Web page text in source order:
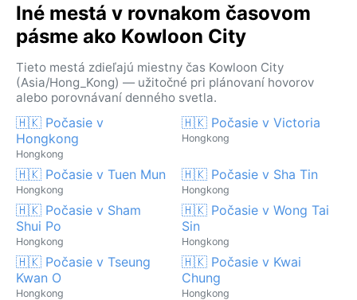
Iné mestá v rovnakom časovom
pásme ako Kowloon City
Tieto mestá zdieľajú miestny čas Kowloon City
(Asia/Hong_Kong) — užitočné pri plánovaní hovorov
alebo porovnávaní denného svetla.
🇭🇰 Počasie v
Hongkong
Hongkong
🇭🇰 Počasie v Victoria
Hongkong
🇭🇰 Počasie v Tuen Mun
Hongkong
🇭🇰 Počasie v Sha Tin
Hongkong
🇭🇰 Počasie v Sham
Shui Po
Hongkong
🇭🇰 Počasie v Wong Tai
Sin
Hongkong
🇭🇰 Počasie v Tseung
Kwan O
Hongkong
🇭🇰 Počasie v Kwai
Chung
Hongkong